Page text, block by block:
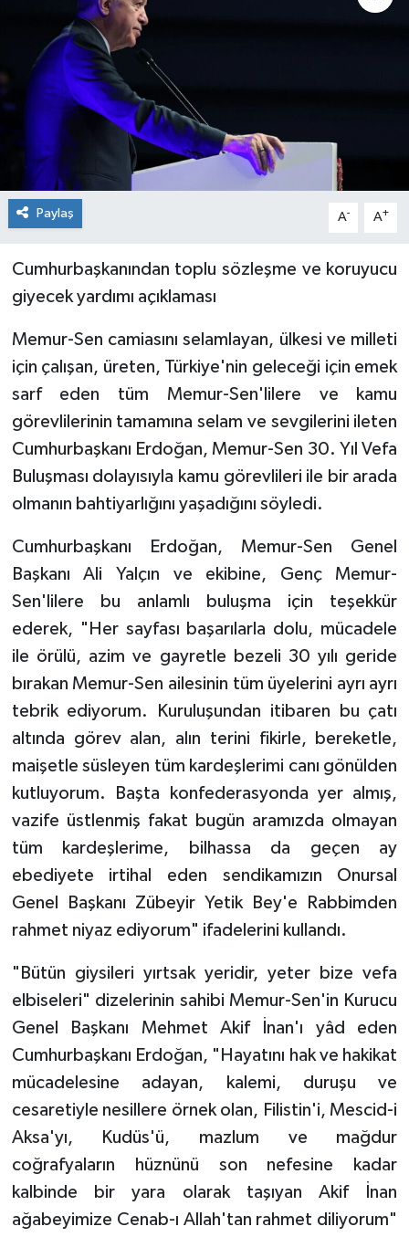
Paylaş A- A+
Cumhurbaşkanından toplu sözleşme ve koruyucu
giyecek yardımı açıklaması
Memur-Sen camiasını selamlayan, ülkesi ve milleti
için çalışan, üreten, Türkiye'nin geleceği için emek
sarf eden tüm Memur-Sen'lilere ve kamu
görevlilerinin tamamına selam ve sevgilerini ileten
Cumhurbaşkanı Erdoğan, Memur-Sen 30. Yıl Vefa
Buluşması dolayısıyla kamu görevlileri ile bir arada
olmanın bahtiyarlığını yaşadığını söyledi.
Cumhurbaşkanı Erdoğan, Memur-Sen Genel
Başkanı Ali Yalçın ve ekibine, Genç Memur-
Sen'lilere bu anlamlı buluşma için teşekkür
ederek, "Her sayfası başarılarla dolu, mücadele
ile örülü, azim ve gayretle bezeli 30 yılı geride
bırakan Memur-Sen ailesinin tüm üyelerini ayrı ayrı
tebrik ediyorum. Kuruluşundan itibaren bu çatı
altında görev alan, alın terini fikirle, bereketle,
maişetle süsleyen tüm kardeşlerimi canı gönülden
kutluyorum. Başta konfederasyonda yer almış,
vazife üstlenmiş fakat bugün aramızda olmayan
tüm kardeşlerime, bilhassa da geçen ay
ebediyete irtihal eden sendikamızın Onursal
Genel Başkanı Zübeyir Yetik Bey'e Rabbimden
rahmet niyaz ediyorum" ifadelerini kullandı.
"Bütün giysileri yırtsak yeridir, yeter bize vefa
elbiseleri" dizelerinin sahibi Memur-Sen'in Kurucu
Genel Başkanı Mehmet Akif İnan'ı yâd eden
Cumhurbaşkanı Erdoğan, "Hayatını hak ve hakikat
mücadelesine adayan, kalemi, duruşu ve
cesaretiyle nesillere örnek olan, Filistin'i, Mescid-i
Aksa'yı, Kudüs'ü, mazlum ve mağdur
coğrafyaların hüznünü son nefesine kadar
kalbinde bir yara olarak taşıyan Akif İnan
ağabeyimize Cenab-ı Allah'tan rahmet diliyorum"